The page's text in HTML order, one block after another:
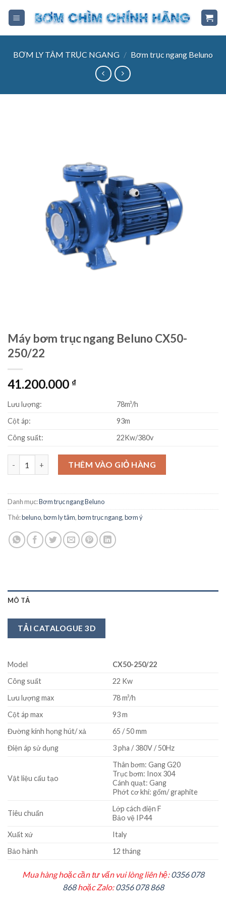
BƠM LY TÂM TRỤC NGANG / Bơm trục ngang Beluno
Máy bơm trục ngang Beluno CX50-
250/22
41.200.000 ₫
Lưu lượng:
78m³/h
Cột áp:
93m
Công suất:
22Kw/380v
Máy bơm trục ngang Beluno CX50-250/22 số lượng
THÊM VÀO GIỎ HÀNG
Danh mục:Bơm trục ngang Beluno
Thẻ:beluno,bơm ly tâm,bơm trục ngang,bơm ý
MÔ TẢ
TẢI CATALOGUE 3D
Model
CX50-250/22
Công suất
22 Kw
Lưu lượng max
78 m³/h
Cột áp max
93 m
Đường kính họng hút/ xả
65 / 50 mm
Điện áp sử dụng
3 pha / 380V / 50Hz
Vật liệu cấu tạo
Thân bơm: Gang G20
Trục bơm: Inox 304
Cánh quạt: Gang
Phớt cơ khí: gốm/ graphite
Tiêu chuẩn
Lớp cách điện F
Bảo vệ IP44
Xuất xứ
Italy
Bảo hành
12 tháng
Mua hàng hoặc cần tư vấn vui lòng liên hệ:0356 078
868hoặc Zalo:0356 078 868